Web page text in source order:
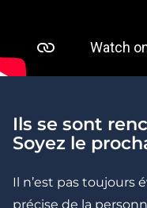
Ils se sont
Soyez le
Il n’est pas toujours
précise de la